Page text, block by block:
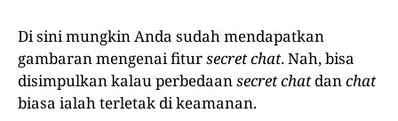
Di sini mungkin Anda sudah mendapatkan
gambaran mengenai fitursecret chat. Nah, bisa
disimpulkan kalau perbedaansecret chatdanchat
biasa ialah terletak di keamanan.